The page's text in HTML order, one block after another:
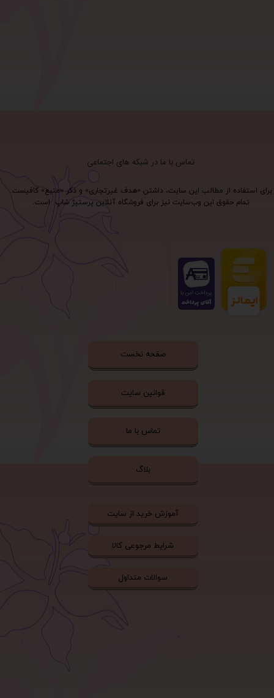
برای استفاده از مطالب این سایت، داشتن «هدف غیرتجاری» و ذکر «منبع» کافیست.
تمام حقوق اين وب‌سايت نیز برای فروشگاه آنلاین پرستیژ شاپ است.
تماس با ما در شبکه های اجتماعی
صفحه نخست
قوانین سایت
تماس با ما
بلاگ
آموزش خرید از سایت
شرایط مرجوعی کالا
سوالات متداول